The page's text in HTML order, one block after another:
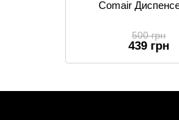
Comair
500 грн
439 грн